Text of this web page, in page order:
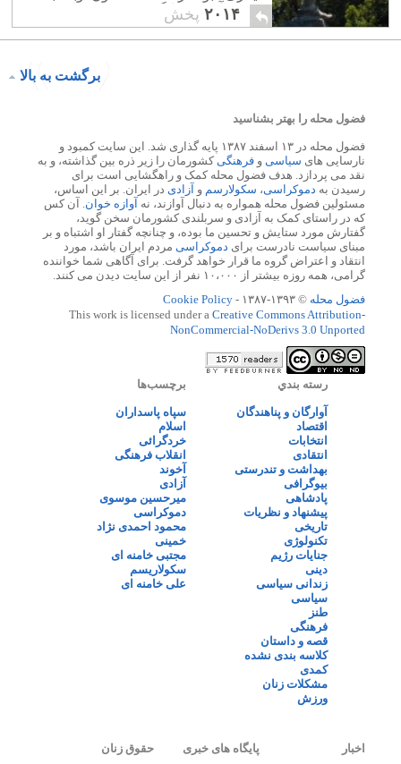
تندیس آرش کمانگیر در میدان ساری
رسید.
۲۰۱۴ پخش
برگشت به بالا
فضول محله را بهتر بشناسید
فضول محله در ۱۳ اسفند ۱۳۸۷ پایه گذاری شد. این سایت کمبود و
نارسایی های سیاسی و فرهنگی کشورمان را زیر ذره بین گذاشته، و به
نقد می پردازد. هدف فضول محله کمک و راهگشایی است برای
رسیدن به دموکراسی، سکولارسم و آزادی در ایران. بر این اساس،
مسئولین فضول محله همواره به دنبال آوازند، نه آوازه خوان . آن کس
که در راستای کمک به آزادی و سربلندی کشورمان سخن گوید،
گفتارش مورد ستایش و تحسین ما بوده، و چنانچه گفتار او اشتباه و بر
مبنای سیاست نادرست برای دموکراسی مردم ایران باشد، مورد
انتقاد و اعتراض گروه ما قرار خواهد گرفت. برای آگاهی شما خواننده
گرامی، همه روزه بیشتر از ۱۰،۰۰۰ نفر از این سایت دیدن می کنند.
فضول محله © ۱۳۹۳-۱۳۸۷ -
Cookie Policy
This work is licensed under a Creative Commons Attribution-
NonCommercial-NoDerivs 3.0 Unported
رسته بندي
آوارگان و پناهندگان
اقتصاد
انتخابات
انتقادی
بهداشت و تندرستی
بیوگرافی
پادشاهی
پیشنهاد و نظریات
تاریخی
تکنولوژی
جنایات رژیم
دینی
زندانی سیاسی
سیاسی
طنز
فرهنگی
قصه و داستان
کلاسه بندی نشده
کمدی
مشکلات زنان
ورزش
برچسب‌ها
سپاه پاسداران
اسلام
خردگرائی
انقلاب فرهنگی
آخوند
آزادی
میرحسین موسوی
دموکراسی
محمود احمدی نژاد
خمینی
مجتبی خامنه ای
سکولاریسم
علی خامنه ای
اخبار پایگاه های خبری حقوق زنان